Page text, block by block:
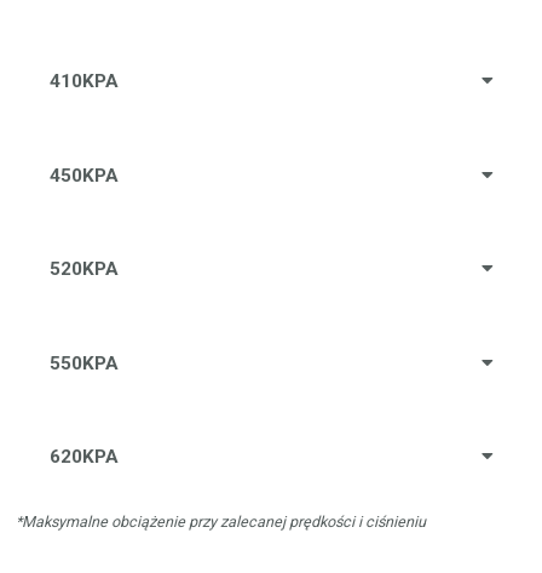
410KPA
450KPA
520KPA
550KPA
620KPA
*Maksymalne obciążenie przy zalecanej prędkości i ciśnieniu